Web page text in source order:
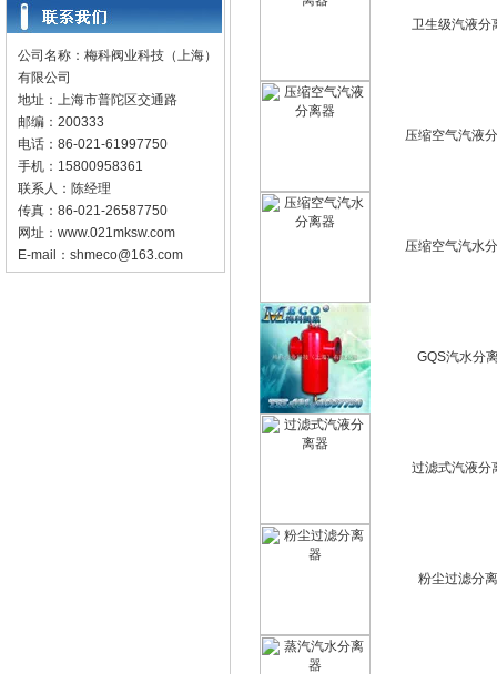
公司名称：梅科阀业科技（上海）
有限公司
地址：上海市普陀区交通路
邮编：200333
电话：86-021-61997750
手机：15800958361
联系人：陈经理
传真：86-021-26587750
网址： www.021mksw.com
E-mail： shmeco@163.com
卫生级汽液分
压缩空气汽液
压缩空气汽水
GQS汽水分
过滤式汽液分
粉尘过滤分